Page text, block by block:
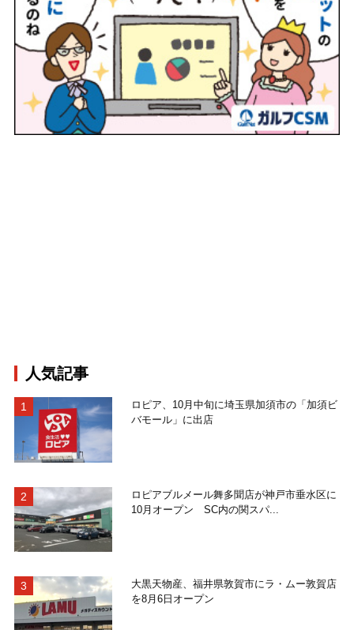
人気記事
ロピア、10月中旬に埼玉県加須市の「加須ビ
バモール」に出店
ロピアブルメール舞多聞店が神戸市垂水区に
10月オープン SC内の関スパ...
大黒天物産、福井県敦賀市にラ・ムー敦賀店
を8月6日オープン